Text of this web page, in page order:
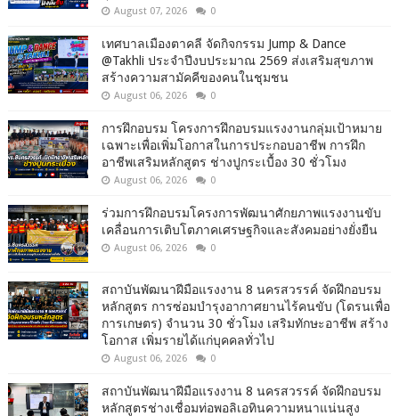
August 07, 2026 0
เทศบาลเมืองตาคลี จัดกิจกรรม Jump & Dance
@Takhli ประจำปีงบประมาณ 2569 ส่งเสริมสุขภาพ
สร้างความสามัคคีของคนในชุมชน
August 06, 2026 0
การฝึกอบรม โครงการฝึกอบรมแรงงานกลุ่มเป้าหมาย
เฉพาะเพื่อเพิ่มโอกาสในการประกอบอาชีพ การฝึก
อาชีพเสริมหลักสูตร ช่างปูกระเบื้อง 30 ชั่วโมง
August 06, 2026 0
ร่วมการฝึกอบรมโครงการพัฒนาศักยภาพแรงงานขับ
เคลื่อนการเติบโตภาคเศรษฐกิจและสังคมอย่างยั่งยืน
August 06, 2026 0
สถาบันพัฒนาฝีมือแรงงาน 8 นครสวรรค์ จัดฝึกอบรม
หลักสูตร การซ่อมบำรุงอากาศยานไร้คนขับ (โดรนเพื่อ
การเกษตร) จำนวน 30 ชั่วโมง เสริมทักษะอาชีพ สร้าง
โอกาส เพิ่มรายได้แก่บุคคลทั่วไป
August 06, 2026 0
สถาบันพัฒนาฝีมือแรงงาน 8 นครสวรรค์ จัดฝึกอบรม
หลักสูตรช่างเชื่อมท่อพอลิเอทินความหนาแน่นสูง